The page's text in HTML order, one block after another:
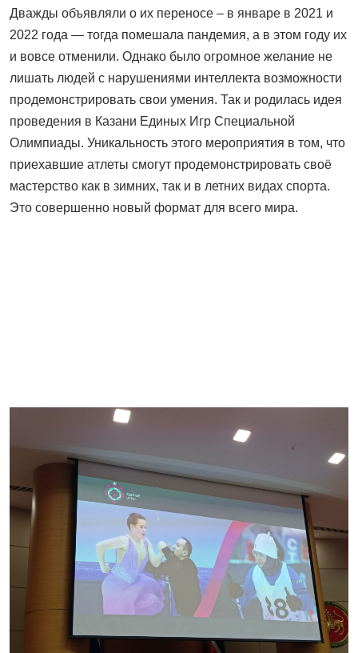
Дважды объявляли о их переносе – в январе в 2021 и
2022 года — тогда помешала пандемия, а в этом году их
и вовсе отменили. Однако было огромное желание не
лишать людей с нарушениями интеллекта возможности
продемонстрировать свои умения. Так и родилась идея
проведения в Казани Единых Игр Специальной
Олимпиады. Уникальность этого мероприятия в том, что
приехавшие атлеты смогут продемонстрировать своё
мастерство как в зимних, так и в летних видах спорта.
Это совершенно новый формат для всего мира.